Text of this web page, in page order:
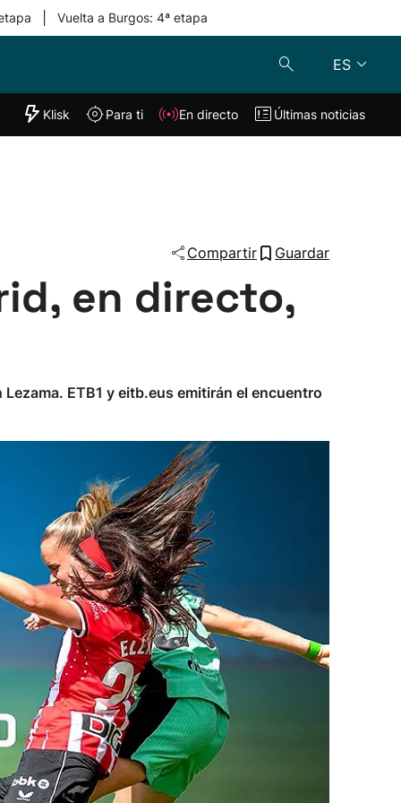
Vuelta a Burgos: 4ª etapa
ES
"Helmuga"
Klisk En directo
Klisk Para ti En directo Últimas noticias
Compartir Guardar
en directo,
ETB1 y eitb.eus emitirán el encuentro